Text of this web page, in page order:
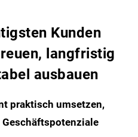
Kunden
langfristig
ausbauen
praktisch umsetzen,